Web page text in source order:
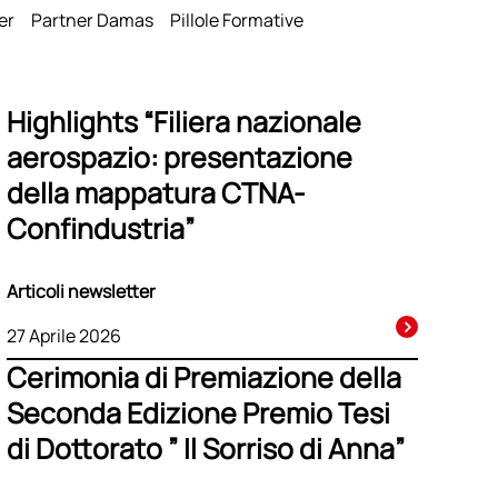
Partner Damas Pillole Formative
Highlights “Filiera nazionale
aerospazio: presentazione
della mappatura CTNA-
Confindustria”
Articoli newsletter
27 Aprile 2026
Cerimonia di Premiazione della
Seconda Edizione Premio Tesi
di Dottorato ” Il Sorriso di Anna”